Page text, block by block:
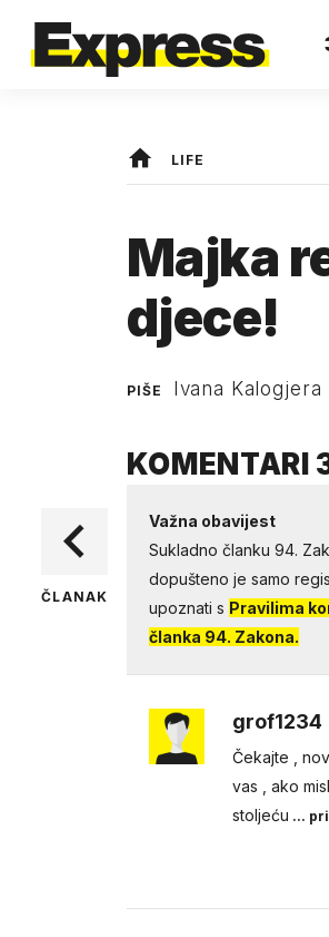
LIFE
Majka
djece!
PIŠE Ivana Kalogjera
ČLANAK
KOMENTARI
Važna obavijest
Sukladno članku 94.
dopušteno je samo
upoznati s Pravilima
članka 94. Zakona.
grof1234
Čekajte ,
vas , ako
stoljeću ...